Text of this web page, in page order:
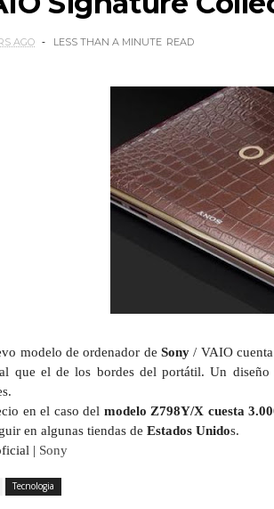
AGO LESS THAN A MINUTE READ
modelo de ordenador de Sony/ VAIOcuenta
que el de los bordes del portátil. Un diseño
en el caso del modelo Z798Y/X cuesta
en algunas tiendas de Estados Unidos.
| Sony
Tecnologia